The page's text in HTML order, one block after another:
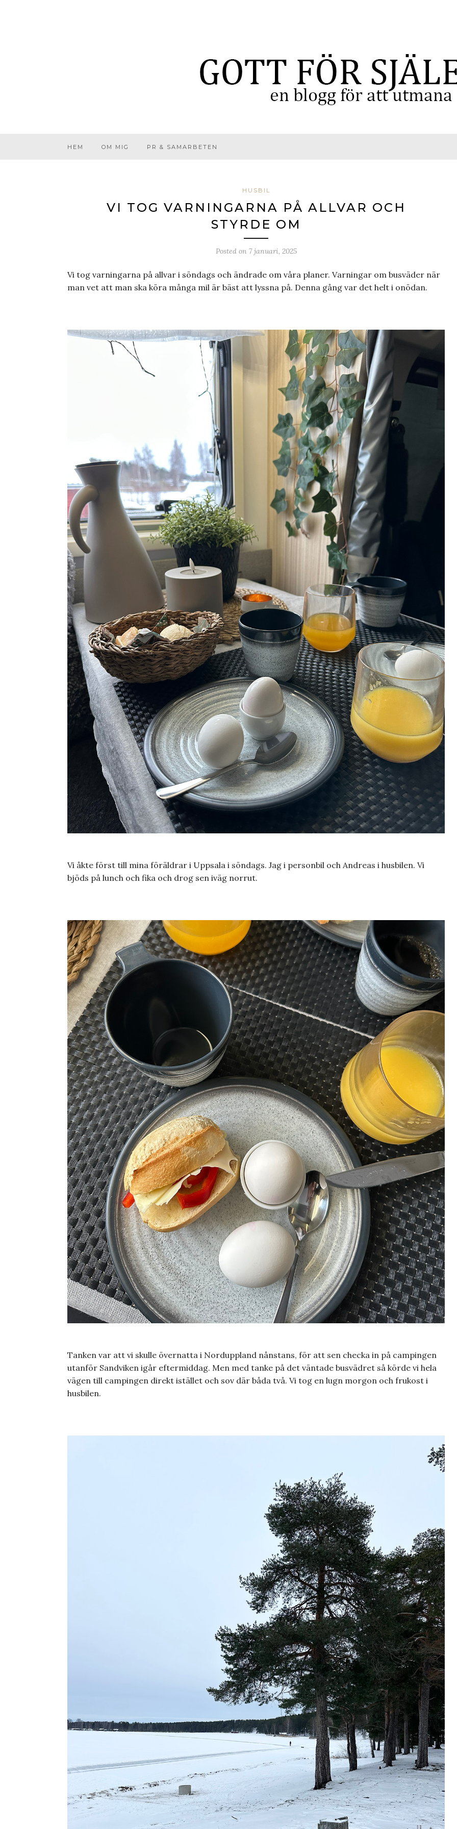
HEM OM MIG PR & SAMARBETEN
HUSBIL
VI TOG VARNINGARNA PÅ ALLVAR OCH
STYRDE OM
Posted on 7 januari, 2025
Vi tog varningarna på allvar i söndags och ändrade om våra planer. Varningar om busväder när
man vet att man ska köra många mil är bäst att lyssna på. Denna gång var det helt i onödan.
Vi åkte först till mina föräldrar i Uppsala i söndags. Jag i personbil och Andreas i husbilen. Vi
bjöds på lunch och fika och drog sen iväg norrut.
Tanken var att vi skulle övernatta i Norduppland nånstans, för att sen checka in på campingen
utanför Sandviken igår eftermiddag. Men med tanke på det väntade busvädret så körde vi hela
vägen till campingen direkt istället och sov där båda två. Vi tog en lugn morgon och frukost i
husbilen.